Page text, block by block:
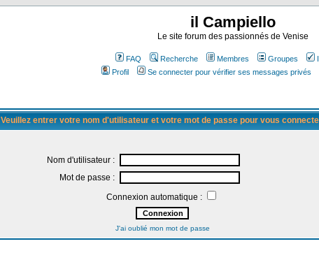
il Campiello
Le site forum des passionnés de Venise
FAQ Recherche Membres Groupes
Profil
Se connecter pour vérifier ses messages privés
Veuillez entrer votre nom d'utilisateur et votre mot de passe pour vous
Nom d'utilisateur :
Mot de passe :
Connexion automatique :
J'ai oublié mon mot de passe